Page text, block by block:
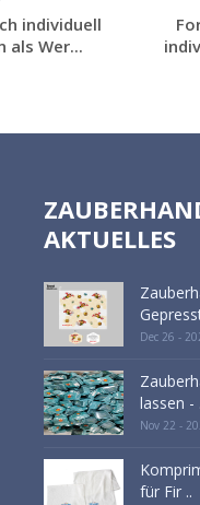
individuell
als Wer...
AKTUELLES
Dec 26 -
lassen -
Nov 22 -
für Fir ..